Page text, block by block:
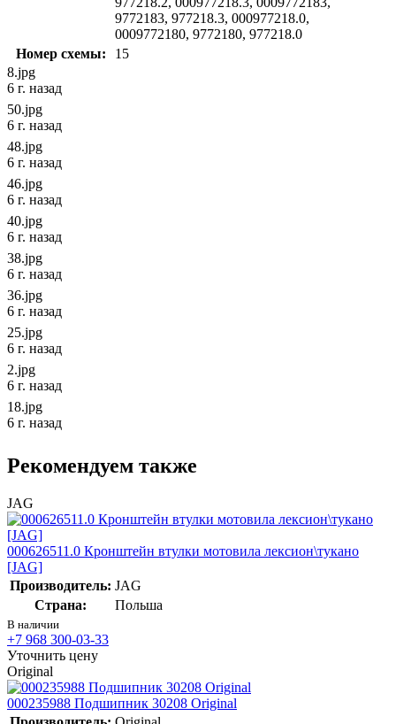
9772183, 977218.3, 000977218.0,
0009772180, 9772180, 977218.0
Номер схемы:
15
8.jpg
6 г. назад
50.jpg
6 г. назад
48.jpg
6 г. назад
46.jpg
6 г. назад
40.jpg
6 г. назад
38.jpg
6 г. назад
36.jpg
6 г. назад
25.jpg
6 г. назад
2.jpg
6 г. назад
18.jpg
6 г. назад
Рекомендуем также
JAG
000626511.0 Кронштейн втулки мотовила лексион\тукано
[JAG]
Производитель: JAG
Страна:
Польша
В наличии
+7 968 300-03-33
Уточнить цену
Original
000235988 Подшипник 30208 Original